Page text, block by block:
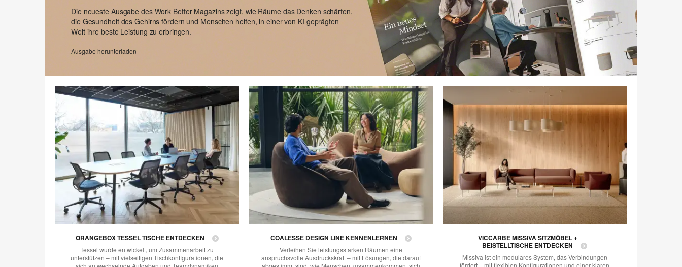
Die neueste Ausgabe des Work Better Magazins zeigt, wie Räume das Denken schärfen,
die Gesundheit des Gehirns fördern und Menschen helfen, in einer von KI geprägten
Welt ihre beste Leistung zu erbringen.
Ausgabe herunterladen
ORANGEBOX TESSEL TISCHE ENTDECKEN
Tessel wurde entwickelt, um Zusammenarbeit zu
unterstützen – mit vielseitigen Tischkonfigurationen, die
COALESSE DESIGN LINE KENNENLERNEN
Verleihen Sie leistungsstarken Räumen eine
anspruchsvolle Ausdruckskraft – mit Lösungen, die darauf
VICCARBE MISSIVA SITZMÖBEL +
BEISTELLTISCHE ENTDECKEN
Missiva ist ein modulares System, das Verbindungen